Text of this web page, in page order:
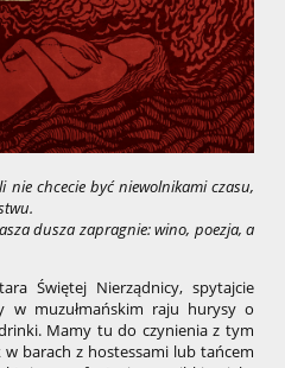
nie chcecie być niewolnikami czasu,
dusza zapragnie: wino, poezja, a
Świętej Nierządnicy, spytajcie
w muzułmańskim raju hurysy o
Mamy tu do czynienia z tym
barach z hostessami lub tańcem